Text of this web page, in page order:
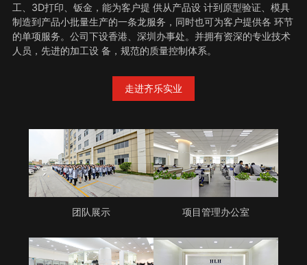
工、3D打印、钣金，能为客户提 供从产品设 计到原型验证、模具
制造到产品小批量生产的一条龙服务，同时也可为客户提供各 环节
的单项服务。公司下设香港、深圳办事处。并拥有资深的专业技术
人员，先进的加工设 备，规范的质量控制体系。
走进齐乐实业
团队展示 项目管理办公室